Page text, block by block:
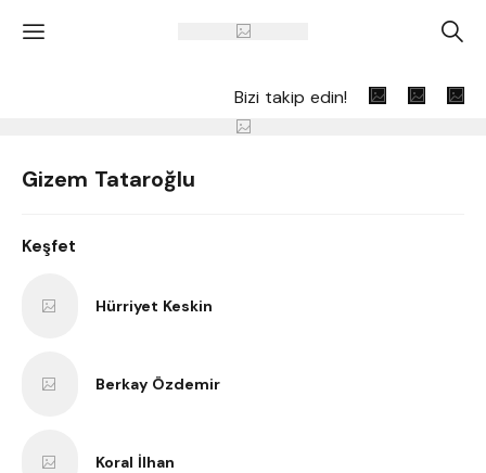
' A
Bizi takip edin!
Gizem Tataroğlu
Keşfet
Hürriyet Keskin
Berkay Özdemir
Koral İlhan